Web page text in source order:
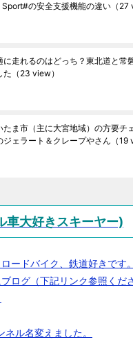
Sport#の安全支援機能の違い （27
に走れるのはどっち？東北道と常
た （23 view）
たま市（主に大宮地域）の方要チ
ジェラート＆クレープやさん （19
車大好きスキーヤー)
ードバイク、鉄道好きです。
ログ（下記リンク参照くだ
ル名変えました。